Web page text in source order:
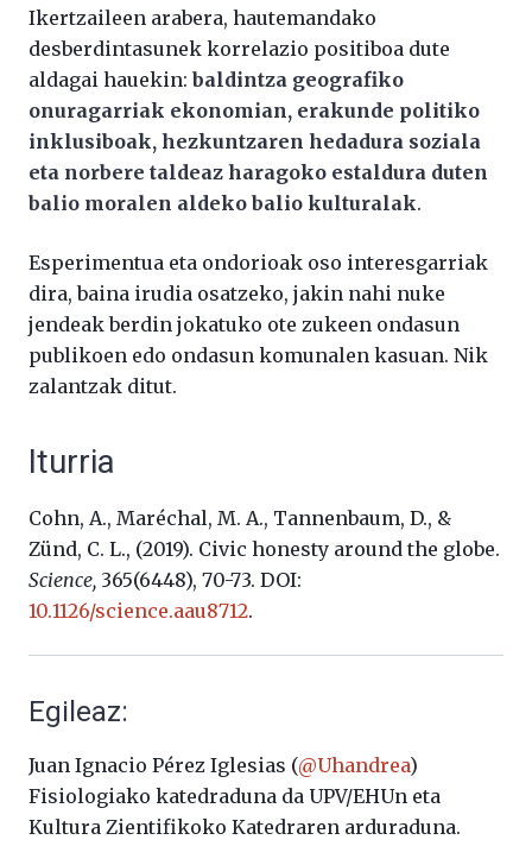
Ikertzaileen arabera, hautemandako
desberdintasunek korrelazio positiboa dute
aldagai hauekin:baldintza geografiko
onuragarriak ekonomian, erakunde politiko
inklusiboak, hezkuntzaren hedadura soziala
eta norbere taldeaz haragoko estaldura duten
balio moralen aldeko balio kulturalak.
Esperimentua eta ondorioak oso interesgarriak
dira, baina irudia osatzeko, jakin nahi nuke
jendeak berdin jokatuko ote zukeen ondasun
publikoen edo ondasun komunalen kasuan. Nik
zalantzak ditut.
Iturria
Cohn, A., Maréchal, M. A., Tannenbaum, D., &
Zünd, C. L., (2019). Civic honesty around the globe.
Science, 365(6448), 70-73. DOI:
10.1126/science.aau8712.
Egileaz:
Juan Ignacio Pérez Iglesias (@Uhandrea)
Fisiologiako katedraduna da UPV/EHUn eta
Kultura Zientifikoko Katedraren arduraduna.